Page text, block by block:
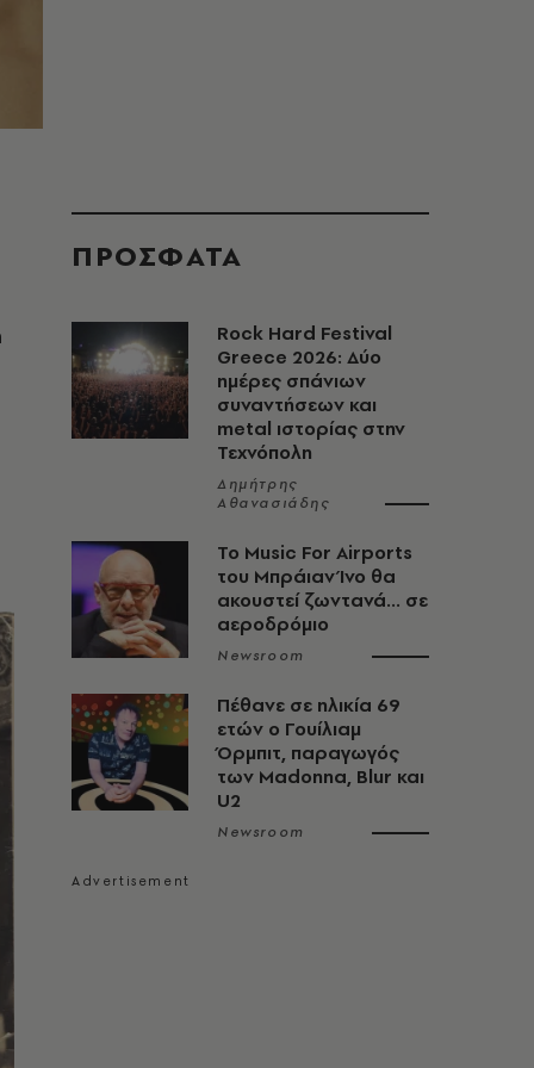
ΠΡΟΣΦΑΤΑ
Rock Hard Festival
Greece 2026: Δύο
ημέρες σπάνιων
συναντήσεων και
metal ιστορίας στην
Τεχνόπολη
Δημήτρης
Αθανασιάδης
Το Music For Airports
του Μπράιαν Ίνο θα
ακουστεί ζωντανά... σε
αεροδρόμιο
Newsroom
Πέθανε σε ηλικία 69
ετών ο Γουίλιαμ
Όρμπιτ, παραγωγός
των Madonna, Blur και
U2
Newsroom